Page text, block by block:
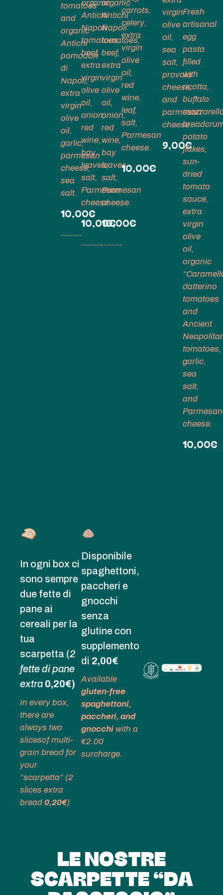
tomatoes
and
organic
Antichi
pomodori
di
Napoli,
extra
virgin
olive
oil,
garlic,
parmesan
cheese,
sea
salt.
10,00€
organic
Antichi
Napoli
tomatoes,
beef,
extra
virgin
olive
oil,
onion,
red
wine,
bay
leaves,
salt,
Parmesan
cheese.
10,00€
organic
Antichi
Napoli
tomatoes,
beef,
extra
virgin
olive
oil,
onion,
red
wine,
bay
leaves,
salt,
Parmesan
cheese.
10,00€
carrots,
celery,
extra
virgin
olive
oil,
red
wine,
leaf,
salt,
Parmesan
cheese.
10,00€
virgin
olive
oil,
sea
salt,
provola
cheese,
and
parmesan
cheese.
9,00€
Fresh
artisanal
egg
pasta
filled
with
ricotta,
buffalo
potato
flakes,
sun-
dried
tomato
sauce,
extra
virgin
olive
oil,
organic
datterino
tomatoes
and
Ancient
tomatoes,
garlic,
sea
salt,
and
Parmesan
cheese.
10,00€
In ogni box ci
sono sempre
due fette di
pane ai
cereali per la
tua
scarpetta (2
fette di pane
extra 0,20€)
In every box,
there are
always two
slicesof multi-
grain bread for
your
“scarpetta” (2
slices extra
bread 0,20€)
Disponibile
spaghettoni,
paccheri e
gnocchi
senza
glutine con
supplemento
di 2,00€
Available
gluten-free
spaghettoni,
paccheri, and
gnocchiwith a
€2.00
surcharge.
LE NOSTRE
SCARPETTE “DA